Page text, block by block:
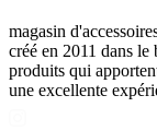
magasin
créé en 2011 dans
produits qui
une excellente